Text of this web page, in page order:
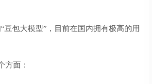
包大模型”，目前在国内拥有极高的用
方面：